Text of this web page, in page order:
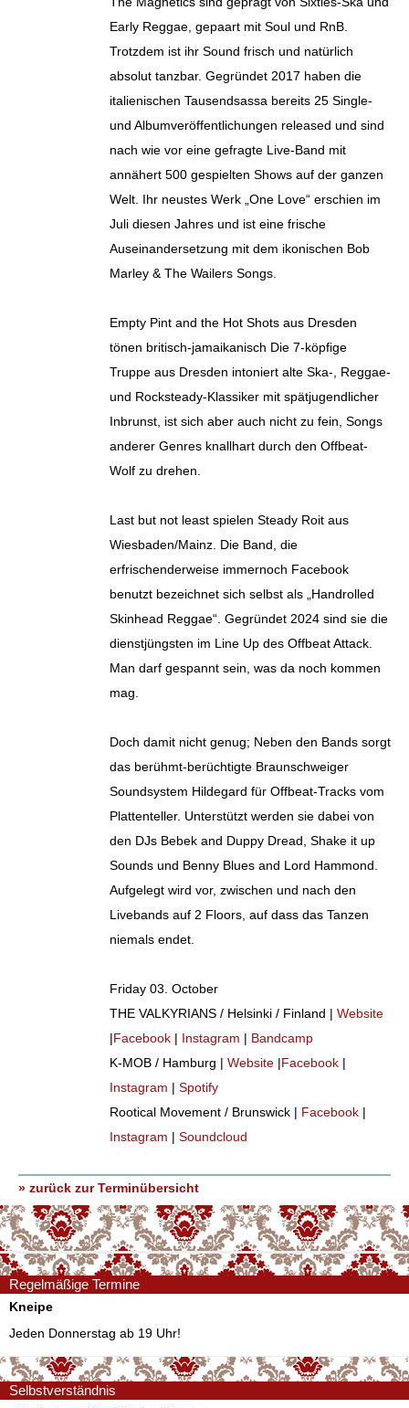
Early Reggae, gepaart mit Soul und RnB.
Trotzdem ist ihr Sound frisch und natürlich
absolut tanzbar. Gegründet 2017 haben die
italienischen Tausendsassa bereits 25 Single-
und Albumveröffentlichungen released und sind
nach wie vor eine gefragte Live-Band mit
annähert 500 gespielten Shows auf der ganzen
Welt. Ihr neustes Werk „One Love“ erschien im
Juli diesen Jahres und ist eine frische
Auseinandersetzung mit dem ikonischen Bob
Marley & The Wailers Songs.
Empty Pint and the Hot Shots aus Dresden
tönen britisch-jamaikanisch Die 7-köpfige
Truppe aus Dresden intoniert alte Ska-, Reggae-
und Rocksteady-Klassiker mit spätjugendlicher
Inbrunst, ist sich aber auch nicht zu fein, Songs
anderer Genres knallhart durch den Offbeat-
Wolf zu drehen.
Last but not least spielen Steady Roit aus
Wiesbaden/Mainz. Die Band, die
erfrischenderweise immernoch Facebook
benutzt bezeichnet sich selbst als „Handrolled
Skinhead Reggae“. Gegründet 2024 sind sie die
dienstjüngsten im Line Up des Offbeat Attack.
Man darf gespannt sein, was da noch kommen
mag.
Doch damit nicht genug; Neben den Bands sorgt
das berühmt-berüchtigte Braunschweiger
Soundsystem Hildegard für Offbeat-Tracks vom
Plattenteller. Unterstützt werden sie dabei von
den DJs Bebek and Duppy Dread, Shake it up
Sounds und Benny Blues and Lord Hammond.
Aufgelegt wird vor, zwischen und nach den
Livebands auf 2 Floors, auf dass das Tanzen
niemals endet.
Friday 03. October
THE VALKYRIANS / Helsinki / Finland | Website
|Facebook | Instagram | Bandcamp
K-MOB / Hamburg | Website |Facebook |
Instagram | Spotify
Rootical Movement / Brunswick | Facebook |
Instagram | Soundcloud
» zurück zur Terminübersicht
Regelmäßige Termine
Kneipe
Jeden Donnerstag ab 19 Uhr!
Selbstverständnis